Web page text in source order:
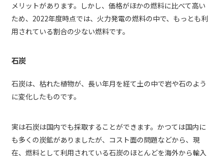
メリットがあります。しかし、価格がほかの燃料に比べて高い
ため、2022年度時点では、火力発電の燃料の中で、もっとも利
用されている割合の少ない燃料です。
石炭
石炭は、枯れた植物が、長い年月を経て土の中で岩や石のよう
に変化したものです。
実は石炭は国内でも採取することができます。かつては国内に
も多くの炭鉱がありましたが、コスト面の問題などから、現
在、燃料として利用されている石炭のほとんどを海外から輸入